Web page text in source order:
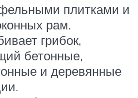
плитками и
рам.
грибок,
бетонные,
и деревянные